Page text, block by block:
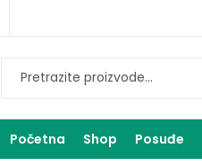
Početna Shop Posuđe